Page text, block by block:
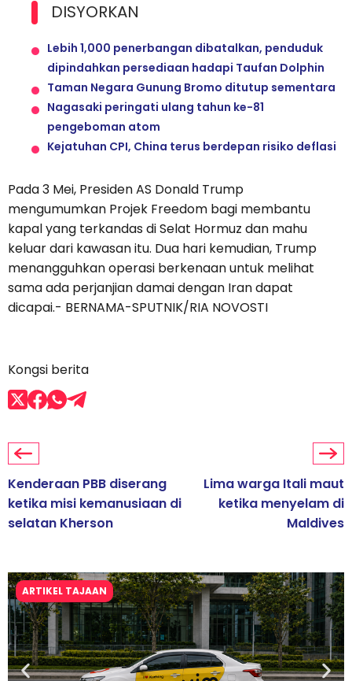
DISYORKAN
Lebih 1,000 penerbangan dibatalkan, penduduk
dipindahkan persediaan hadapi Taufan Dolphin
Taman Negara Gunung Bromo ditutup sementara
Nagasaki peringati ulang tahun ke-81
pengeboman atom
Kejatuhan CPI, China terus berdepan risiko deflasi
Pada 3 Mei, Presiden AS Donald Trump
mengumumkan Projek Freedom bagi membantu
kapal yang terkandas di Selat Hormuz dan mahu
keluar dari kawasan itu. Dua hari kemudian, Trump
menangguhkan operasi berkenaan untuk melihat
sama ada perjanjian damai dengan Iran dapat
dicapai.- BERNAMA-SPUTNIK/RIA NOVOSTI
Kongsi berita
Kenderaan PBB diserang
ketika misi kemanusiaan di
selatan Kherson
Lima warga Itali maut
ketika menyelam di
Maldives
ARTIKEL TAJAAN